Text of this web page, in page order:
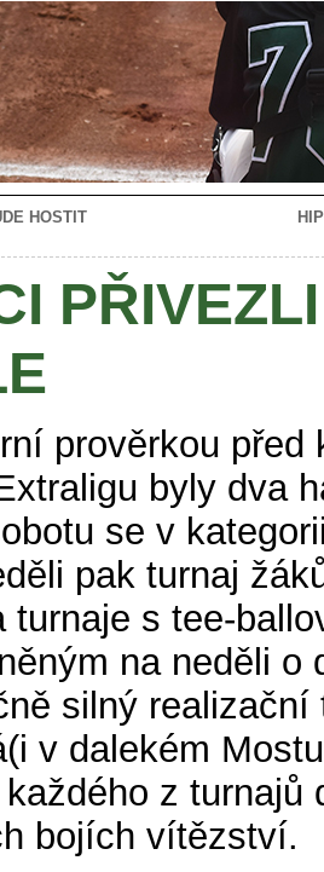
HOSTIT
prověrkou před
byly dva
se v
pak turnaj
turnaje s tee-
na neděli o
silný
v dalekém
z turnajů
bojích vítězství.